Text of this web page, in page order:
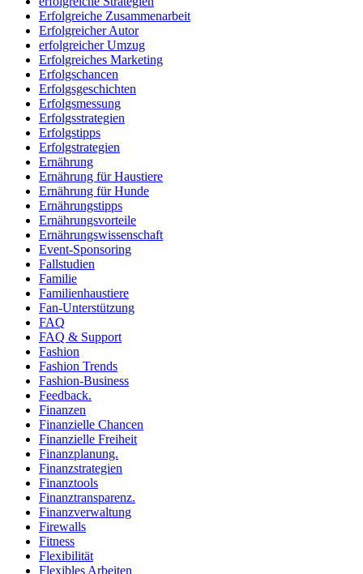
Erfolgreiche Zusammenarbeit
Erfolgreicher Autor
erfolgreicher Umzug
Erfolgreiches Marketing
Erfolgschancen
Erfolgsgeschichten
Erfolgsmessung
Erfolgsstrategien
Erfolgstipps
Erfolgstrategien
Ernährung
Ernährung für Haustiere
Ernährung für Hunde
Ernährungstipps
Ernährungsvorteile
Ernährungswissenschaft
Event-Sponsoring
Fallstudien
Familie
Familienhaustiere
Fan-Unterstützung
FAQ
FAQ & Support
Fashion
Fashion Trends
Fashion-Business
Feedback.
Finanzen
Finanzielle Chancen
Finanzielle Freiheit
Finanzplanung.
Finanzstrategien
Finanztools
Finanztransparenz.
Finanzverwaltung
Firewalls
Fitness
Flexibilität
Flexibles Arbeiten